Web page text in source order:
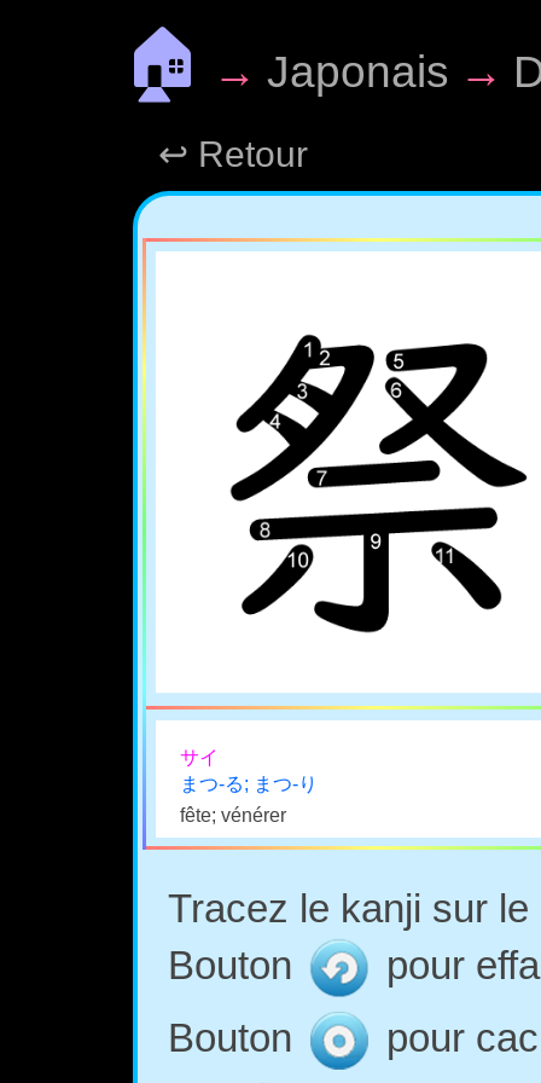
🏠 → Japonais →
↩ Retour
サイ
まつ-る; まつ-り
fête; vénérer
Tracez le kanji sur
Bouton
pour
Bouton
pour